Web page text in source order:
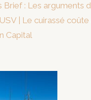
Brief : Les arguments
| Le cuirassé coûte
Capital